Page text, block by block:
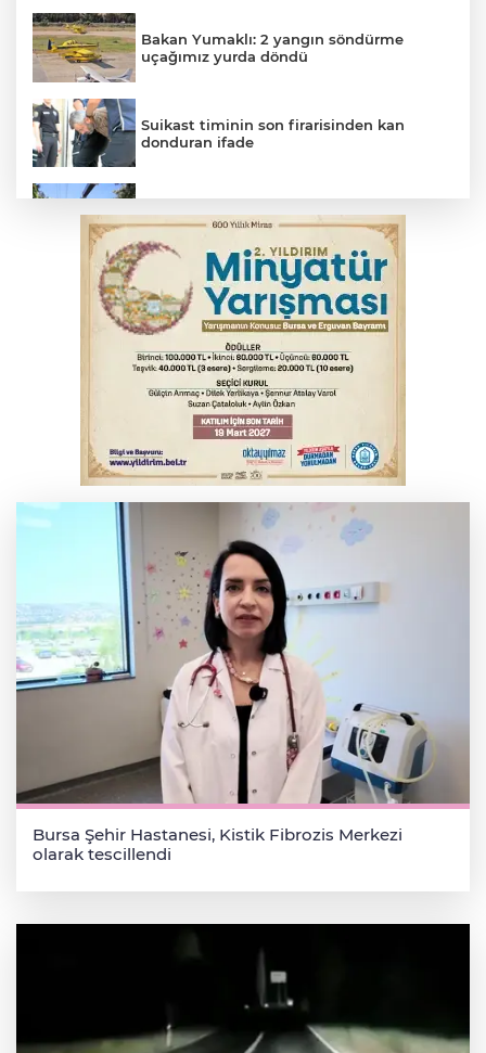
Bakan Yumaklı: 2 yangın söndürme
uçağımız yurda döndü
Suikast timinin son firarisinden kan
donduran ifade
korunuyor
Bursa'da alkollü sürücü mahalleyi savaş
alanına çevirdi
Bursa'da tavuk çiftliğinde yangın
Bursa'da kontrolden çıkan araç orta
refüje çıktı
Bursa Şehir Hastanesi, Kistik Fibrozis Merkezi
olarak tescillendi